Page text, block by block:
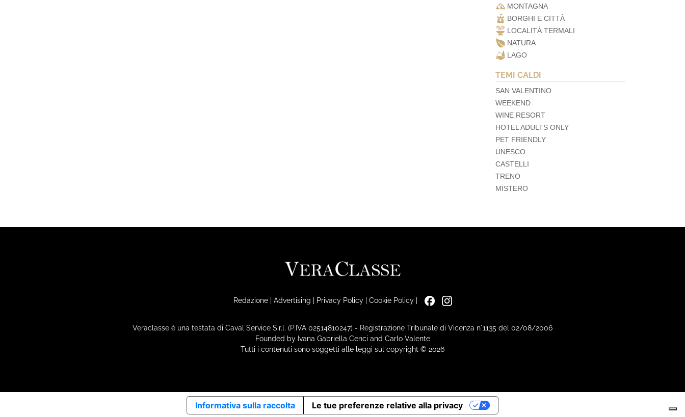
MONTAGNA
BORGHI E CITTÀ
LOCALITÀ TERMALI
NATURA
LAGO
TEMI CALDI
SAN VALENTINO
WEEKEND
WINE RESORT
HOTEL ADULTS ONLY
PET FRIENDLY
UNESCO
CASTELLI
TRENO
MISTERO
Redazione| Advertising | Privacy Policy| Cookie Policy|
Veraclasse è una testata di Caval Service S.r.l. (P.IVA 02514810247) - Registrazione Tribunale di Vicenza n°1135 del 02/08/2006
Founded by Ivana Gabriella Cenci and Carlo Valente
Tutti i contenuti sono soggetti alle leggi sul copyright © 2026
Informativa sulla raccolta Le tue preferenze relative alla privacy